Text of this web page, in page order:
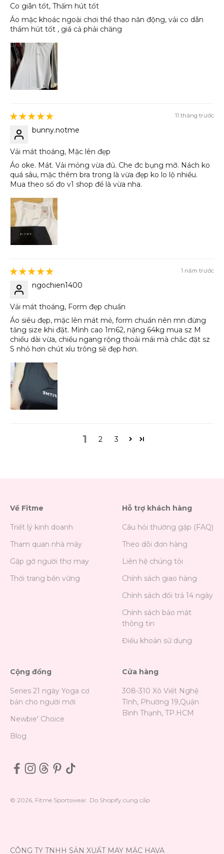
Co giãn tốt, Thấm hút tốt
Áo mặc khoác ngoài chơi thể thao năn động, vải co dãn
thấm hút tốt , giá cả phải chăng
11 tháng trước
bunny.notme
Vải mát thoáng, Mặc lên đẹp
Áo oke. Mát. Vải mỏng vừa đủ. Che đc bụng mỡ. Nách ko
quá sâu, mặc thêm bra trong là vừa đẹp ko lo lộ nhiều.
Mua theo số đo v1 shop để là vừa nha.
1 năm trước
ngochien1400
Vải mát thoáng, Form đẹp chuẩn
Áo siêu đẹp, mặc lên mát mẻ, form chuẩn nên mn đừng
tăng size khi đặt. Mình cao 1m62, nặng 64kg mua sz M
chiều dài vừa, chiều ngang rộng thoải mái mà chắc đặt sz
S nhỏ hơn chút xíu trông sẽ đẹp hơn.
1 2 3
Về Fitme
Triết lý kinh doanh
Tham quan nhà máy
Gặp gỡ người thợ may
Thời trang bền vững
Hỗ trợ khách hàng
Câu hỏi thường gặp (FAQ)
Theo dõi đơn hàng
Liên hệ chúng tôi
Chính sách giao hàng
Chính sách đổi trả 14 ngày
Chính sách bảo mật
thông tin
Điều khoản sử dụng
Cộng đồng
Series 21 ngày Yoga cơ
bản cho người mới
Newbie' Choice
Blog
Cửa hàng
308-310 Xô Viết Nghệ
Tĩnh, Phường 19,Quận
Bình Thạnh, TP.HCM
© 2026, Fitme Sportswear. Do Shopify cung cấp
CÔNG TY TNHH SẢN XUẤT MAY MẶC HAVA